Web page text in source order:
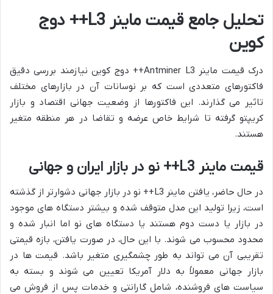
تحلیل جامع قیمت ماینر L3++ دوج
کوین
درک قیمت ماینر Antminer L3++ دوج کوین نیازمند بررسی دقیق
فاکتورهای متعددی است که بر نوسانات آن در بازارهای مختلف
تاثیر می گذارند. این فاکتورها از وضعیت جهانی اقتصاد و بازار
کریپتو گرفته تا شرایط خاص عرضه و تقاضا در هر منطقه متغیر
هستند.
قیمت ماینر L3++ نو در بازار ایران و جهانی
در حال حاضر، یافتن ماینر L3++ نو در بازار جهانی دشوارتر از گذشته
است، زیرا تولید این مدل متوقف شده و بیشتر دستگاه های موجود
در بازار یا دست دوم هستند یا دستگاه های نو اما انبار شده و
محدود محسوب می شوند. با این حال، در صورت یافتن، بازه قیمتی
تقریبی آن می تواند به طور چشمگیری متغیر باشد. قیمت ها در
بازار جهانی معمولاً به دلار آمریکا تعیین می شوند و بسته به
سیاست های فروشنده، شامل گارانتی و خدمات پس از فروش می